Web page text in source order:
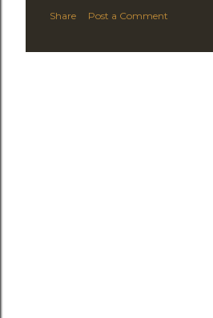
Share Post a Comment